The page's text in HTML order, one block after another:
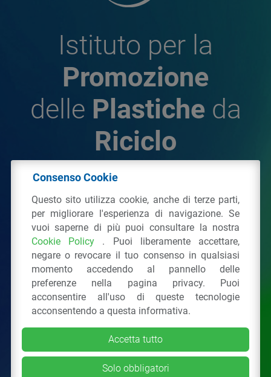
Istituto per la
Promozione
delle Plastiche da
Riciclo
Plastiche da Riciclo
C.F. 97381090154
Via San Vittore 36 20123Milano (MI)
Tel.: 02 43928225.
Tutti i diritti riservati Privacy Policy &Cookie
Consenso Cookie
Questo sito utilizza cookie, anche di terze parti,
per migliorare l'esperienza di navigazione. Se
vuoi saperne di più puoi consultare la nostra
Cookie Policy . Puoi liberamente accettare,
negare o revocare il tuo consenso in qualsiasi
momento accedendo al pannello delle
preferenze nella pagina privacy. Puoi
acconsentire all'uso di queste tecnologie
acconsentendo a questa informativa.
Accetta tutto
Solo obbligatori